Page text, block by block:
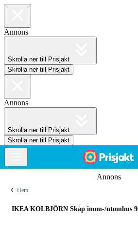
Annons
Skrolla ner till Prisjakt
Skrolla ner till Prisjakt
Annons
Skrolla ner till Prisjakt
Skrolla ner till Prisjakt
Annons
Hem
IKEA KOLBJÖRN Skåp inom-/utomhus